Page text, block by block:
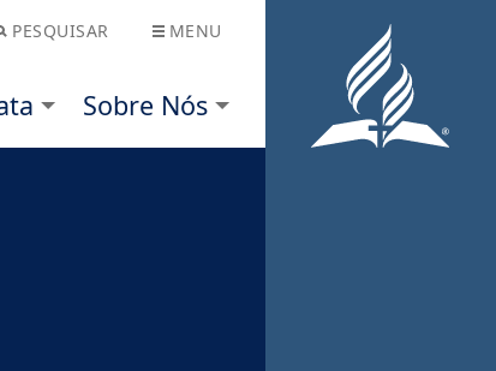
PESQUISAR MENU